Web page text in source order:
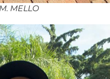
MELLO